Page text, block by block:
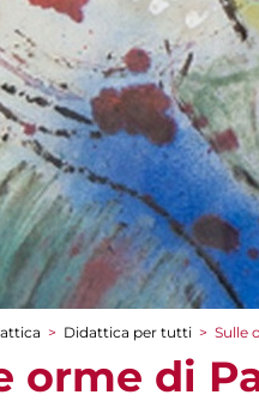
> Didattica per tutti > Sulle
orme di